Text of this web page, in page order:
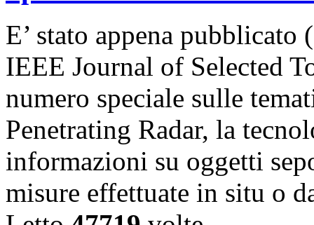
E’ stato appena
IEEE Journal of Selected
numero speciale sulle
Penetrating Radar, la
informazioni su oggetti
misure effettuate in situ o